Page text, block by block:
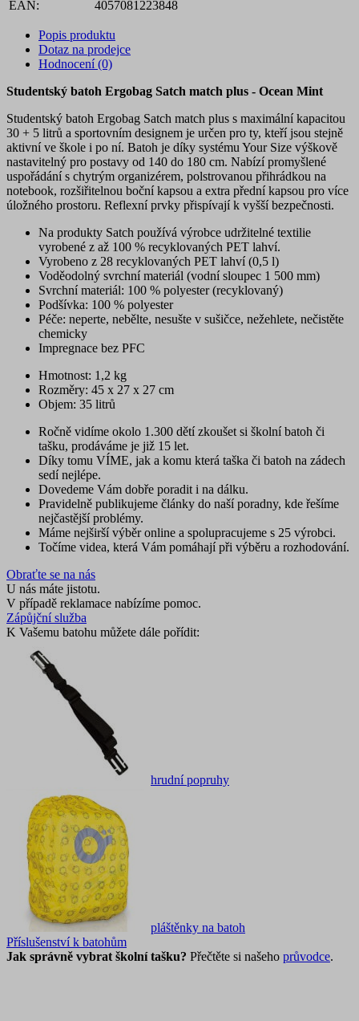
EAN: 4057081223848
Popis produktu
Dotaz na prodejce
Hodnocení (0)
Studentský batoh Ergobag Satch match plus - Ocean Mint
Studentský batoh Ergobag Satch match plus s maximální kapacitou
30 + 5 litrů a sportovním designem je určen pro ty, kteří jsou stejně
aktivní ve škole i po ní. Batoh je díky systému Your Size výškově
nastavitelný pro postavy od 140 do 180 cm. Nabízí promyšlené
uspořádání s chytrým organizérem, polstrovanou přihrádkou na
notebook, rozšiřitelnou boční kapsou a extra přední kapsou pro více
úložného prostoru. Reflexní prvky přispívají k vyšší bezpečnosti.
Na produkty Satch používá výrobce udržitelné textilie
vyrobené z až 100 % recyklovaných PET lahví.
Vyrobeno z 28 recyklovaných PET lahví (0,5 l)
Voděodolný svrchní materiál (vodní sloupec 1 500 mm)
Svrchní materiál: 100 % polyester (recyklovaný)
Podšívka: 100 % polyester
Péče: neperte, nebělte, nesušte v sušičce, nežehlete, nečistěte
chemicky
Impregnace bez PFC
Hmotnost: 1,2 kg
Rozměry: 45 x 27 x 27 cm
Objem: 35 litrů
Ročně vidíme okolo 1.300 dětí zkoušet si školní batoh či
tašku, prodáváme je již 15 let.
Díky tomu VÍME, jak a komu která taška či batoh na zádech
sedí nejlépe.
Dovedeme Vám dobře poradit i na dálku.
Pravidelně publikujeme články do naší poradny, kde řešíme
nejčastější problémy.
Máme nejširší výběr online a spolupracujeme s 25 výrobci.
Točíme videa, která Vám pomáhají při výběru a rozhodování.
Obraťte se na nás
U nás máte jistotu.
V případě reklamace nabízíme pomoc.
Zápůjční služba
K Vašemu batohu můžete dále pořídit:
hrudní popruhy
pláštěnky na batoh
Příslušenství k batohům
Jak správně vybrat školní tašku? Přečtěte si našeho průvodce.